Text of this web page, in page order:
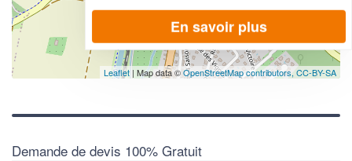
Leaflet | Map data ©OpenStreetMap contributors, CC-BY-SA
Demande de devis 100% Gratuit
En savoir plus